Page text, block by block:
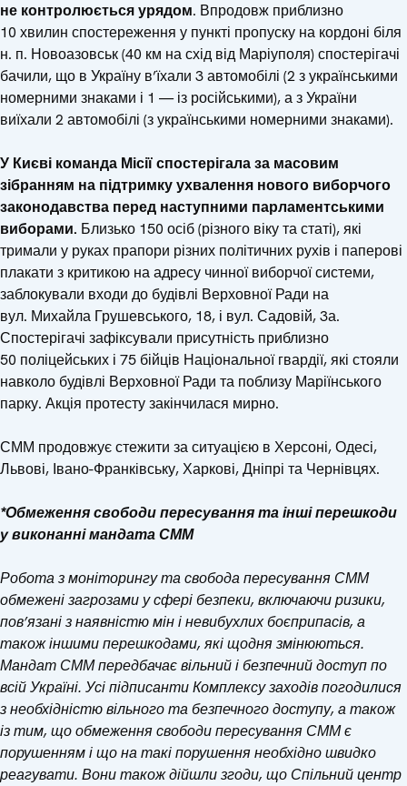
не контролюється урядом. Впродовж приблизно
10 хвилин спостереження у пункті пропуску на кордоні біля
н. п. Новоазовськ (40 км на схід від Маріуполя) спостерігачі
бачили, що в Україну в’їхали 3 автомобілі (2 з українськими
номерними знаками і 1 — із російськими), а з України
виїхали 2 автомобілі (з українськими номерними знаками).
У Києві команда Місії спостерігала за масовим
зібранням на підтримку ухвалення нового виборчого
законодавства перед наступними парламентськими
виборами. Близько 150 осіб (різного віку та статі), які
тримали у руках прапори різних політичних рухів і паперові
плакати з критикою на адресу чинної виборчої системи,
заблокували входи до будівлі Верховної Ради на
вул. Михайла Грушевського, 18, і вул. Садовій, 3а.
Спостерігачі зафіксували присутність приблизно
50 поліцейських і 75 бійців Національної гвардії, які стояли
навколо будівлі Верховної Ради та поблизу Маріїнського
парку. Акція протесту закінчилася мирно.
СММ продовжує стежити за ситуацією в Херсоні, Одесі,
Львові, Івано-Франківську, Харкові, Дніпрі та Чернівцях.
*Обмеження свободи пересування та інші перешкоди
у виконанні мандата СММ
Робота з моніторингу та свобода пересування СММ
обмежені загрозами у сфері безпеки, включаючи ризики,
пов’язані з наявністю мін і невибухлих боєприпасів, а
також іншими перешкодами, які щодня змінюються.
Мандат СММ передбачає вільний і безпечний доступ по
всій Україні. Усі підписанти Комплексу заходів погодилися
з необхідністю вільного та безпечного доступу, а також
із тим, що обмеження свободи пересування СММ є
порушенням і що на такі порушення необхідно швидко
реагувати. Вони також дійшли згоди, що Спільний центр